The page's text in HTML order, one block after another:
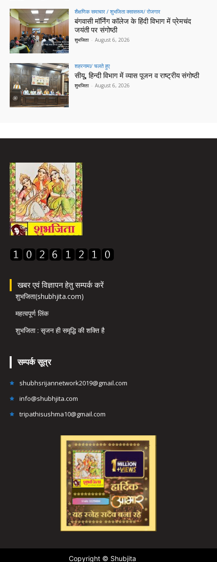
शैक्षणिक समाचार / शुभजिता क्सासरूम/ रोजगार
बंगवासी मॉर्निंग कॉलेज के हिंदी विभाग में प्रेमचंद
जयंती पर संगोष्ठी
शुभजिता - August 6, 2026
शहरनामा/ चलते हुए
सीयू, हिन्दी विभाग में व्यास पूजन व राष्ट्रीय संगोष्ठी
शुभजिता - August 6, 2026
खबर एवं विज्ञापन हेतु सम्पर्क करें
शुभजिता(shubhjita.com)
महत्वपूर्ण लिंक
शुभजिता : सृजन ही समृद्धि की शक्ति है
सम्पर्क सूत्र
shubhsrijannetwork2019@gmail.com
info@shubhjita.com
tripathisushma10@gmail.com
Copyright © Shubjita